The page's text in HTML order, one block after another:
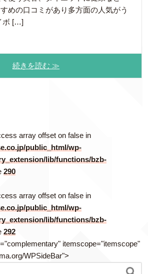
めの口コミがあり多方面の人気がう
ボ […]
続きを読む ≫
array offset on false in
public_html/wp-
lib/functions/bzb-
290
array offset on false in
public_html/wp-
lib/functions/bzb-
292
itemscope="itemscope"
WPSideBar">
